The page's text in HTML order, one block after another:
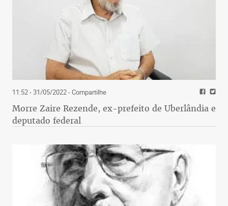
11:52 - 31/05/2022- Compartilhe
Morre Zaire Rezende, ex-prefeito de Uberlândia e
deputado federal